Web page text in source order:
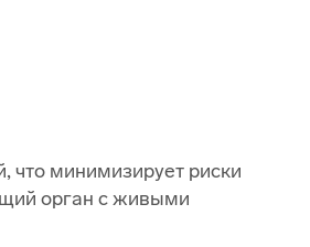
что минимизирует риски
орган с живыми